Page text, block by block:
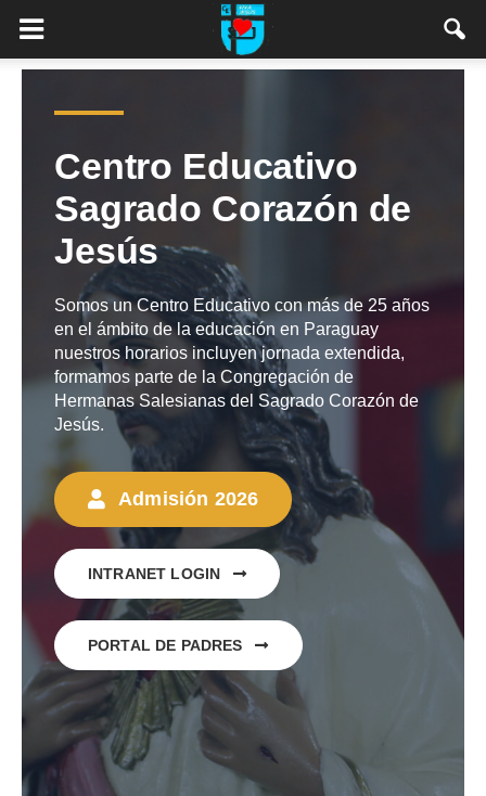
Centro Educativo
Sagrado Corazón de
Jesús
Somos un Centro Educativo con más de 25 años
en el ámbito de la educación en Paraguay
nuestros horarios incluyen jornada extendida,
formamos parte de la Congregación de
Hermanas Salesianas del Sagrado Corazón de
Jesús.
Admisión 2026
INTRANET LOGIN
PORTAL DE PADRES